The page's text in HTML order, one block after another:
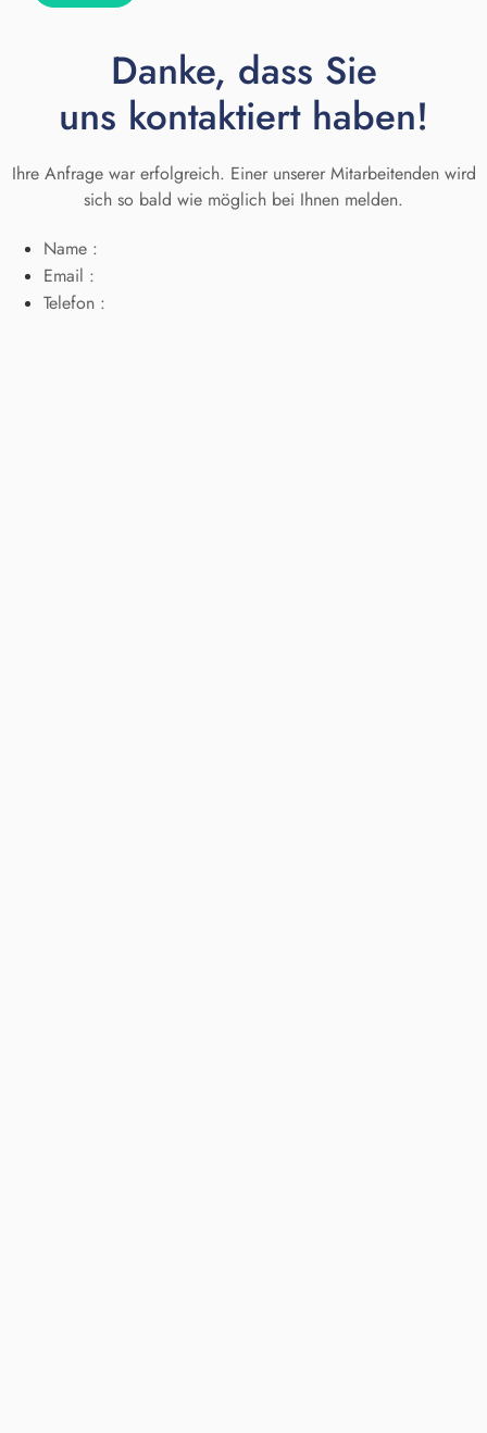
Danke, dass Sie
uns kontaktiert haben!
Ihre Anfrage war erfolgreich. Einer unserer Mitarbeitenden wird
sich so bald wie möglich bei Ihnen melden.
Name :
Email :
Telefon :